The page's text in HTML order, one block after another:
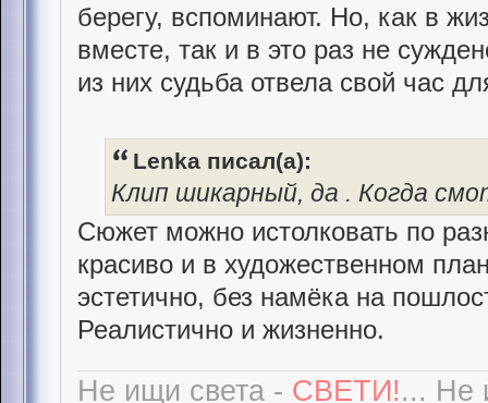
берегу, вспоминают. Но, как в
вместе, так и в это раз не
из них судьба отвела свой час
Lenka писал(а):
Клип шикарный, да . Когда
Сюжет можно истолковать по
красиво и в художественном
эстетично, без намёка на
Реалистично и жизненно.
Не ищи света - СВЕТИ!... Не